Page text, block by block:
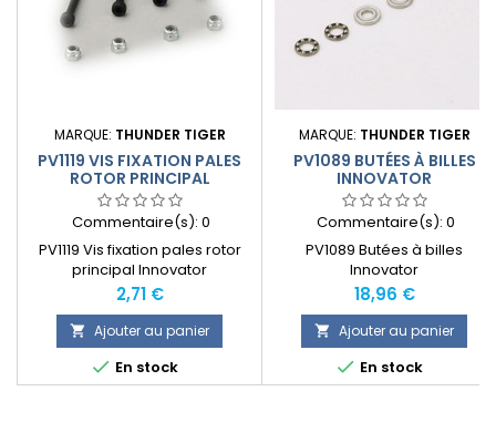
MARQUE: THUNDER TIGER
PV1119 VIS FIXATION PALES
ROTOR PRINCIPAL
INNOVATOR
Commentaire(s): 0
PV1119 Vis fixation pales rotor
principal Innovator
Prix
2,71 €
 Ajouter au panier
 En stock
MARQUE: THUNDER TIGER
PV1089 BUTÉES À BILLES
INNOVATOR
Commentaire(s): 0
PV1089 Butées à billes
Innovator
Prix
18,96 €
 Ajouter au panier
 En stock